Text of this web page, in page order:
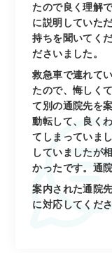
たので良く理解
に説明していた
持ちを聞いてく
ださいました。
救急車で連れて
たので、悔しく
て別の通院先を
動転して、良く
てしまっていま
していましたが
かったです。通
案内された通院
に対応してくだ